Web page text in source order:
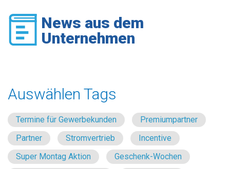
News aus dem
Unternehmen
Auswählen Tags
Termine für Gewerbekunden
Premiumpartner
Partner
Stromvertrieb
Incentive
Super Montag Aktion
Geschenk-Wochen